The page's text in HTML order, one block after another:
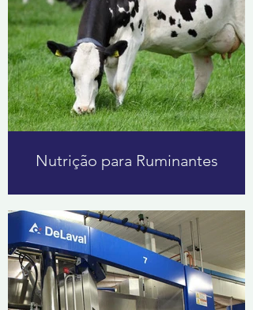
Nutrição para Ruminantes